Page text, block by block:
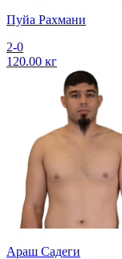
Пуйа Рахмани
2-0
120.00 кг
Араш Садеги